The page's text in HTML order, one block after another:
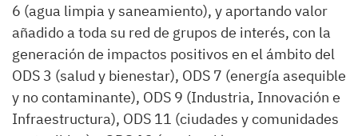
6 (agua limpia y saneamiento), y aportando valor
añadido a toda su red de grupos de interés, con la
generación de impactos positivos en el ámbito del
ODS 3 (salud y bienestar), ODS 7 (energía asequible
y no contaminante), ODS 9 (Industria, Innovación e
Infraestructura), ODS 11 (ciudades y comunidades